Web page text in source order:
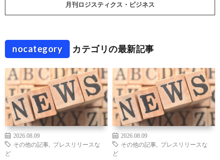
月刊ロジスティクス・ビジネス
nocategory カテゴリの最新記事
2026.08.09
その他の記事
プレスリリースな
ど
2026.08.09
その他の記事
プレスリリースな
ど